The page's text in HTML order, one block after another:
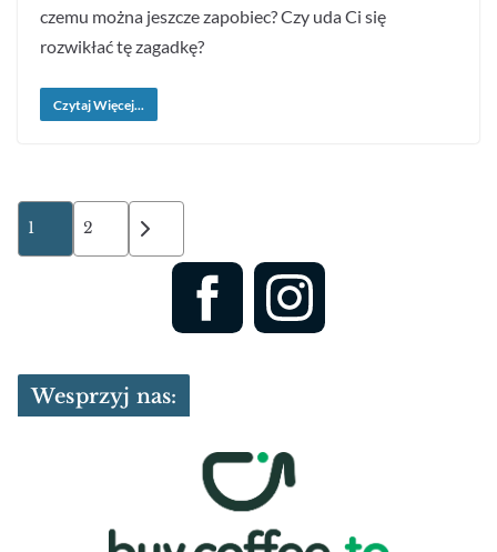
czemu można jeszcze zapobiec? Czy uda Ci się
rozwikłać tę zagadkę?
Czytaj Więcej...
Stronicowanie
wpisów
1 2
Wesprzyj nas: